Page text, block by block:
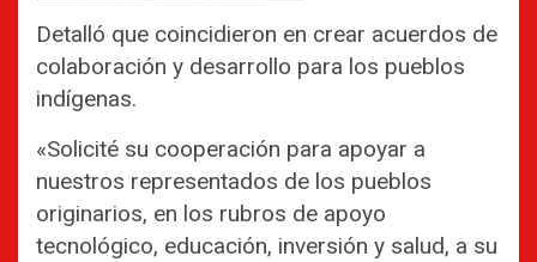
Detalló que coincidieron en crear acuerdos de
colaboración y desarrollo para los pueblos
indígenas.
«Solicité su cooperación para apoyar a
nuestros representados de los pueblos
originarios, en los rubros de apoyo
tecnológico, educación, inversión y salud, a su